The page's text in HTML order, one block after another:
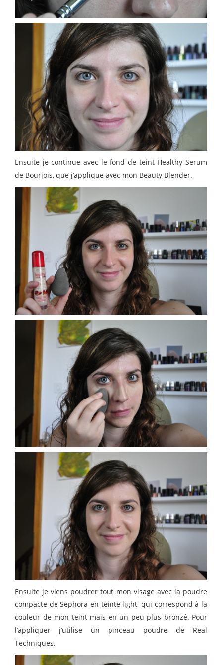
Ensuite je continue avec le fond de teint Healthy Serum
de Bourjois, que j’applique avec mon Beauty Blender.
Ensuite je viens poudrer tout mon visage avec la poudre
compacte de Sephora en teinte light, qui correspond à la
couleur de mon teint mais en un peu plus bronzé. Pour
l’appliquer j’utilise un pinceau poudre de Real
Techniques.